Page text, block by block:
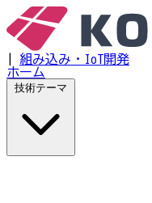
組み込み・IoT開発
ホーム